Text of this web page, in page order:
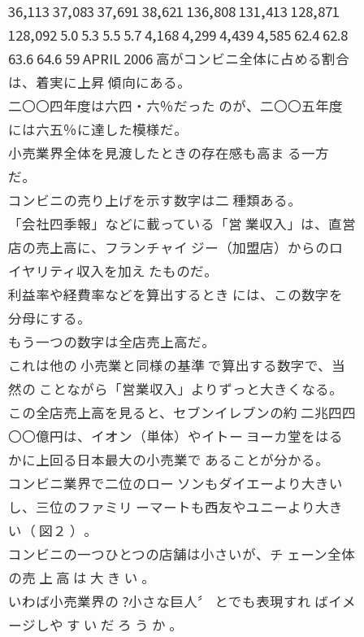
36,113 37,083 37,691 38,621 136,808 131,413 128,871
128,092 5.0 5.3 5.5 5.7 4,168 4,299 4,439 4,585 62.4 62.8
63.6 64.6 59 APRIL 2006 高がコンビニ全体に占める割合
は、着実に上昇 傾向にある。
二〇〇四年度は六四・六％だった のが、二〇〇五年度
には六五％に達した模様だ。
小売業界全体を見渡したときの存在感も高ま る一方
だ。
コンビニの売り上げを示す数字は二 種類ある。
「会社四季報」などに載っている「営 業収入」は、直営
店の売上高に、フランチャイ ジー（加盟店）からのロ
イヤリティ収入を加え たものだ。
利益率や経費率などを算出するとき には、この数字を
分母にする。
もう一つの数字は全店売上高だ。
これは他の 小売業と同様の基準 で算出する数字で、当
然の ことながら「営業収入」よりずっと大きくなる。
この全店売上高を見ると、セブンイレブンの約 二兆四四
〇〇億円は、イオン（単体）やイトー ヨーカ堂をはる
かに上回る日本最大の小売業で あることが分かる。
コンビニ業界で二位のロー ソンもダイエーより大きい
し、三位のファミリ ーマートも西友やユニーより大き
い（ 図２ ）。
コンビニの一つひとつの店舗は小さいが、チ ェーン全体
の売 上 高 は 大 き い 。
いわば小売業界の ?小さな巨人〞 とでも表現すれ ばイメ
ージしや す い だ ろ う か 。